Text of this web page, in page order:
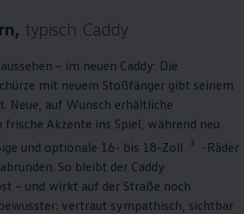
typisch Caddy
– im neuen Caddy: Die
mit neuem Stoßfänger gibt seinem
Neue, auf Wunsch erhältliche
Akzente ins Spiel, während neu
und optionale 16- bis 18-Zoll
3
-Räder
So bleibt der Caddy
– und wirkt auf der Straße noch
vertraut sympathisch, sichtbar